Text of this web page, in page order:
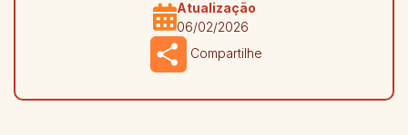
Atualização
06/02/2026
Share
Compartilhe